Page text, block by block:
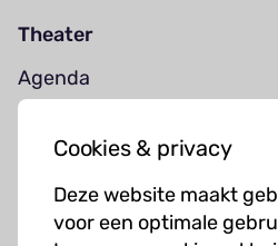
Cookies & privacy
Deze website maakt
voor een optimale
Theater
Agenda
Muziekcursussen